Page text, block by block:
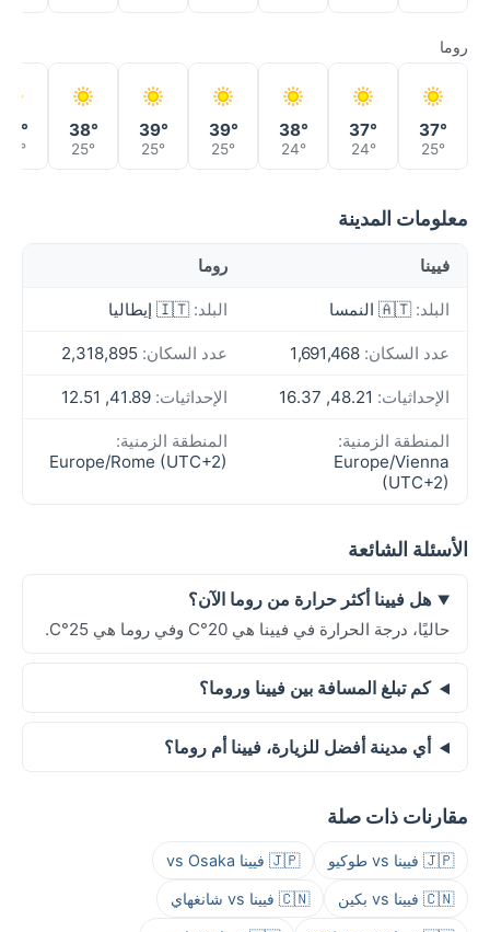
روما
37°
25°
37°
24°
38°
24°
39°
25°
39°
25°
38°
25°
24°
معلومات المدينة
فيينا روما
البلد: 🇦🇹 النمسا البلد: 🇮🇹 إيطاليا
عدد السكان: عدد السكان:
الإحداثيات: الإحداثيات:
المنطقة الزمنية:
Europe/Vienna
(UTC+2)
المنطقة الزمنية:
Europe/Rome (UTC+2)
الأسئلة الشائعة
هل فيينا أكثر حرارة من روما الآن؟
حاليًا، درجة الحرارة في فيينا هي 20°C وفي روما هي 25°C.
كم تبلغ المسافة بين فيينا وروما؟
أي مدينة أفضل للزيارة، فيينا أم روما؟
مقارنات ذات صلة
🇯🇵 فيينا vs طوكيو 🇯🇵 فيينا vs Osaka
🇨🇳 فيينا vs بكين 🇨🇳 فيينا vs شانغهاي